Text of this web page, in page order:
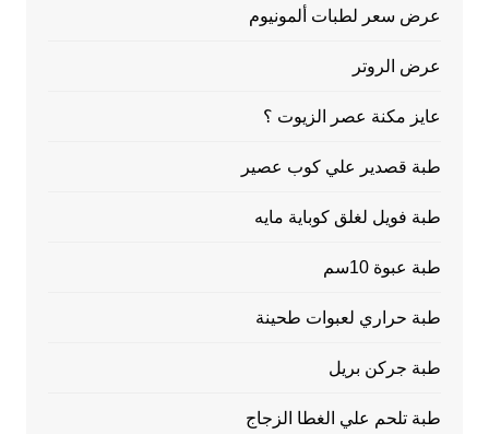
عرض سعر لطبات ألمونيوم
عرض الروتر
عايز مكنة عصر الزيوت ؟
طبة قصدير علي كوب عصير
طبة فويل لغلق كوباية مايه
طبة عبوة 10سم
طبة حراري لعبوات طحينة
طبة جركن بريل
طبة تلحم علي الغطا الزجاج